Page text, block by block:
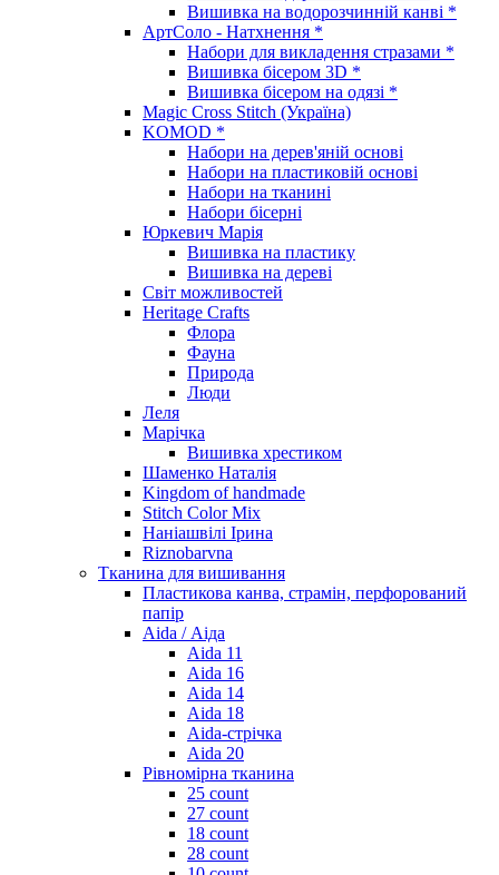
Вишивка на водорозчинній канві *
АртСоло - Натхнення *
Набори для викладення стразами *
Вишивка бісером 3D *
Вишивка бісером на одязі *
Magic Cross Stitch (Україна)
KOMOD *
Набори на дерев'яній основі
Набори на пластиковій основі
Набори на тканині
Набори бісерні
Юркевич Марія
Вишивка на пластику
Вишивка на дереві
Світ можливостей
Heritage Crafts
Флора
Фауна
Природа
Люди
Леля
Марічка
Вишивка хрестиком
Шаменко Наталія
Kingdom of handmade
Stitch Color Mix
Наніашвілі Ірина
Riznobarvna
Тканина для вишивання
Пластикова канва, страмін, перфорований
папір
Aida / Аіда
Aida 11
Aida 16
Aida 14
Aida 18
Aida-стрічка
Aida 20
Рівномірна тканина
25 count
27 count
18 count
28 count